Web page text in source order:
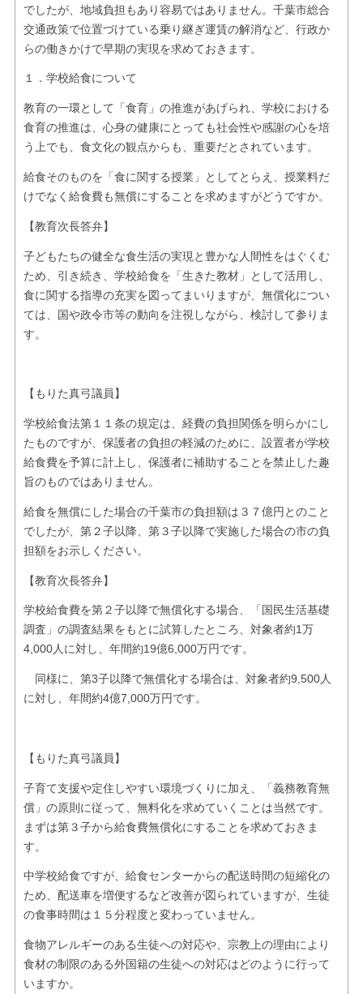
でしたが、地域負担もあり容易ではありません。千葉市総合
交通政策で位置づけている乗り継ぎ運賃の解消など、行政か
らの働きかけで早期の実現を求めておきます。
１．学校給食について
教育の一環として「食育」の推進があげられ、学校における
食育の推進は、心身の健康にとっても社会性や感謝の心を培
う上でも、食文化の観点からも、重要だとされています。
給食そのものを「食に関する授業」としてとらえ、授業料だ
けでなく給食費も無償にすることを求めますがどうですか。
【教育次長答弁】
子どもたちの健全な食生活の実現と豊かな人間性をはぐくむ
ため、引き続き、学校給食を「生きた教材」として活用し、
食に関する指導の充実を図ってまいりますが、無償化につい
ては、国や政令市等の動向を注視しながら、検討して参りま
す。
【もりた真弓議員】
学校給食法第１１条の規定は、経費の負担関係を明らかにし
たものですが、保護者の負担の軽減のために、設置者が学校
給食費を予算に計上し、保護者に補助することを禁止した趣
旨のものではありません。
給食を無償にした場合の千葉市の負担額は３７億円とのこと
でしたが、第２子以降、第３子以降で実施した場合の市の負
担額をお示しください。
【教育次長答弁】
学校給食費を第２子以降で無償化する場合、「国民生活基礎
調査」の調査結果をもとに試算したところ、対象者約1万
4,000人に対し、年間約19億6,000万円です。
同様に、第3子以降で無償化する場合は、対象者約9,500人
に対し、年間約4億7,000万円です。
【もりた真弓議員】
子育て支援や定住しやすい環境づくりに加え、「義務教育無
償」の原則に従って、無料化を求めていくことは当然です。
まずは第３子から給食費無償化にすることを求めておきま
す。
中学校給食ですが、給食センターからの配送時間の短縮化の
ため、配送車を増便するなど改善が図られていますが、生徒
の食事時間は１５分程度と変わっていません。
食物アレルギーのある生徒への対応や、宗教上の理由により
食材の制限のある外国籍の生徒への対応はどのように行って
いますか。